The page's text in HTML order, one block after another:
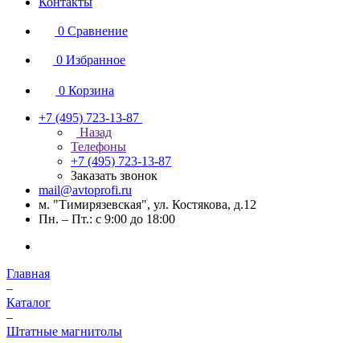
0 Сравнение
0 Избранное
0 Корзина
+7 (495) 723-13-87
Назад
Телефоны
+7 (495) 723-13-87
Заказать звонок
mail@avtoprofi.ru
м. "Тимирязевская", ул. Костякова, д.12
Пн. – Пт.: с 9:00 до 18:00
Главная
–
Каталог
–
Штатные магнитолы